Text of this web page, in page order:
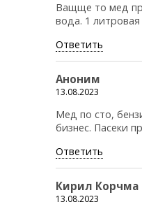
Ващще то мед
вода. 1 литровая
Ответить
Аноним
13.08.2023
Мед по сто,
бизнес. Пасеки
Ответить
Кирил Корчма
13.08.2023